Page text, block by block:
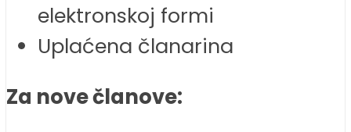
elektronskoj formi
Uplaćena članarina
Za nove članove: